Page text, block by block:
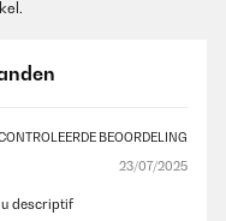
BEOORDELING
23/07/2025
descriptif